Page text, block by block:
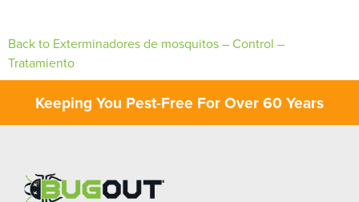
Back to Exterminadores de mosquitos – Control –
Tratamiento
Keeping You Pest-Free For Over 60 Years